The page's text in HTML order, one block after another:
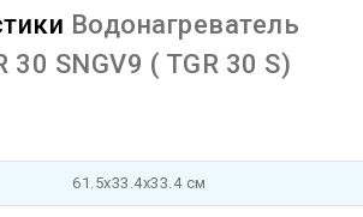
Водонагреватель
30 SNGV9 ( TGR 30 S)
61.5x33.4x33.4 см